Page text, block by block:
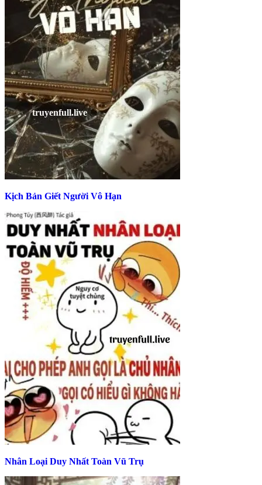
Kịch Bản Giết Người Vô Hạn
Nhân Loại Duy Nhất Toàn Vũ Trụ